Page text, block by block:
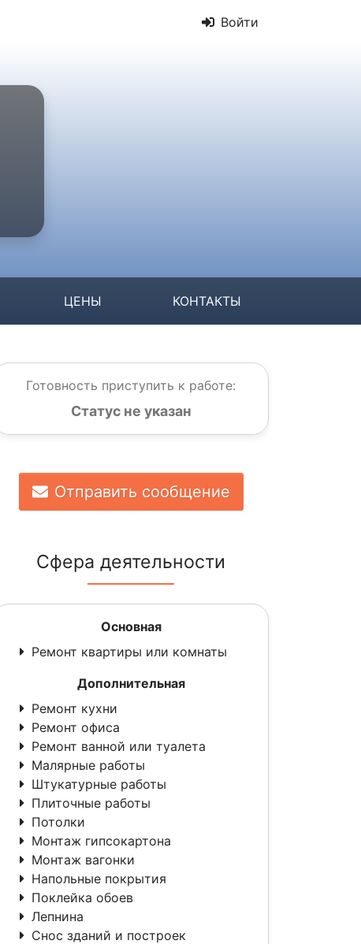
Войти
ЦЕНЫ КОНТАКТЫ
Готовность приступить к работе:
Статус не указан
Отправить сообщение
Сфера деятельности
Основная
Ремонт квартиры или комнаты
Дополнительная
Ремонт кухни
Ремонт офиса
Ремонт ванной или туалета
Малярные работы
Штукатурные работы
Плиточные работы
Потолки
Монтаж гипсокартона
Монтаж вагонки
Напольные покрытия
Поклейка обоев
Лепнина
Снос зданий и построек